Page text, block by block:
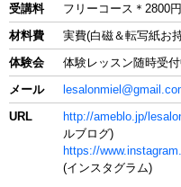
受講料
フリーコース＊2800円
材料費
実費(白磁＆転写紙お
体験会
体験レッスン随時受
メール
URL
http://ameblo.jp/
ルブログ)
https://
(インスタグラム)